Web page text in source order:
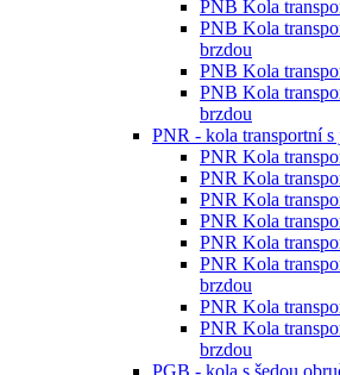
PNB Kola
PNB Kola
brzdou
PNB Kola
PNB Kola
brzdou
PNR - kola transportní
PNR Kola
PNR Kola
PNR Kola
PNR Kola
PNR Kola
PNR Kola
brzdou
PNR Kola
PNR Kola
brzdou
PGB - kola s šedou